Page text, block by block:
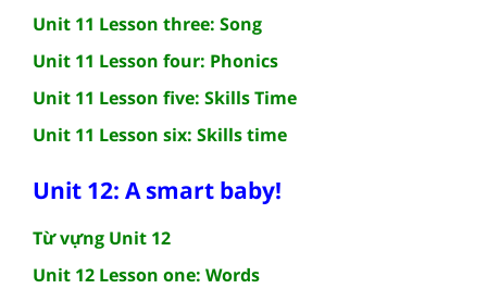
Unit 11 Lesson three: Song
Unit 11 Lesson four: Phonics
Unit 11 Lesson five: Skills Time
Unit 11 Lesson six: Skills time
Unit 12: A smart baby!
Từ vựng Unit 12
Unit 12 Lesson one: Words